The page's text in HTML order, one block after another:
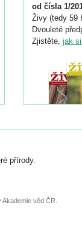
od čísla 1/
Živy (tedy 59
Dvouleté
Zjistěte, jak
přírody.
věd ČR.